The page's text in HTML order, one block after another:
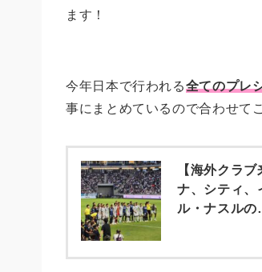
ます！
今年日本で行われる全てのプレ
事にまとめているので合わせて
【海外クラ
ナ、シティ、
ル・ナスル